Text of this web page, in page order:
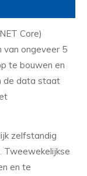
Core)
van ongeveer 5
te bouwen en
de data staat
zelfstandig
Tweewekelijkse
en te